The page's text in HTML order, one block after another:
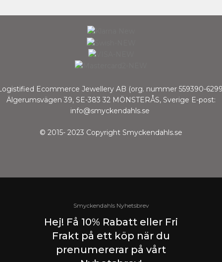
Ecommerce Jewellery AB (org. nummer 559390-
Älgerumsvägen 39, SE-383 32 MÖNSTERÅS, Sverige E-post:
info@smyckendahls.se
© 2015- 2023 Copyright Smyckendahls.se
Smyckendahls Nyhetsbrev
Hej! Få 10% Rabatt eller Fri
Frakt på ett köp när du
prenumererar på vårt